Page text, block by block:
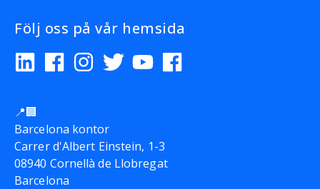
Följ oss på vår hemsida
📍🏢
Barcelona kontor
Carrer d'Albert Einstein, 1-3
08940 Cornellà de Llobregat
Barcelona